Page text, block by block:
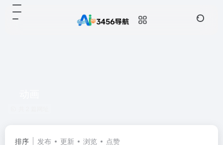
排序 发布 更新 浏览 点赞